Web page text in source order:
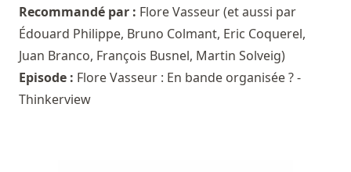
Recommandé par : Flore Vasseur(et aussi par
Édouard Philippe, Bruno Colmant, Eric Coquerel,
Juan Branco, François Busnel, Martin Solveig)
Episode : Flore Vasseur : En bande organisée ? -
Thinkerview